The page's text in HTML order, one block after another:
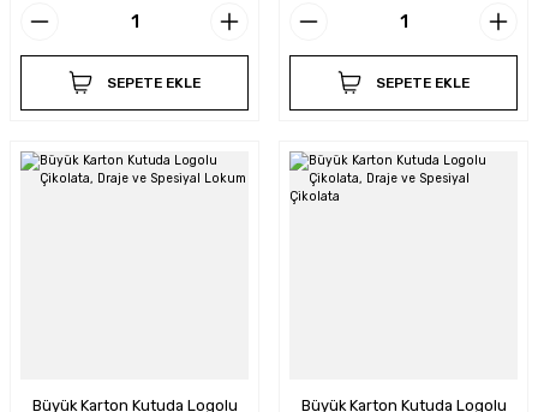
SEPETE EKLE SEPETE EKLE
Büyük Karton Kutuda Logolu
Büyük Karton Kutuda Logolu